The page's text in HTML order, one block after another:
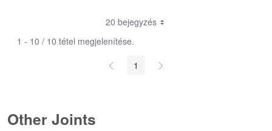
20 bejegyzés
1 - 10 / 10 tétel megjelenítése.
1
Other Joints